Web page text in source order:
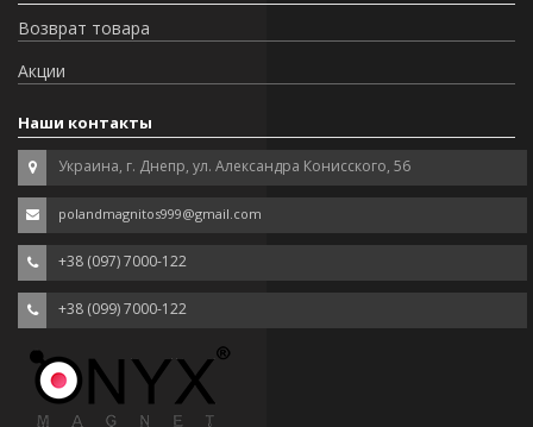
Возврат товара
Акции
Наши контакты
Украина, г. Днепр, ул. Александра Конисского, 56
polandmagnitos999@gmail.com
+38 (097) 7000-122
+38 (099) 7000-122